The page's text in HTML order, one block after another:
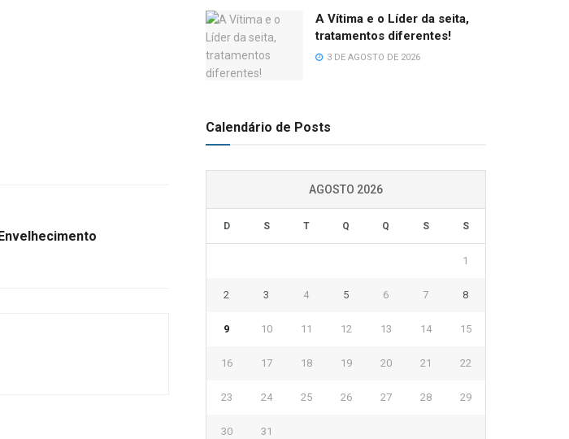
A Vítima e o Líder da seita,
tratamentos diferentes!
3 DE AGOSTO DE 2026
Calendário de Posts
AGOSTO 2026
D S T Q Q S S
1
2 3 4 5 6 7 8
9 10 11 12 13 14 15
16 17 18 19 20 21 22
23 24 25 26 27 28 29
30 31